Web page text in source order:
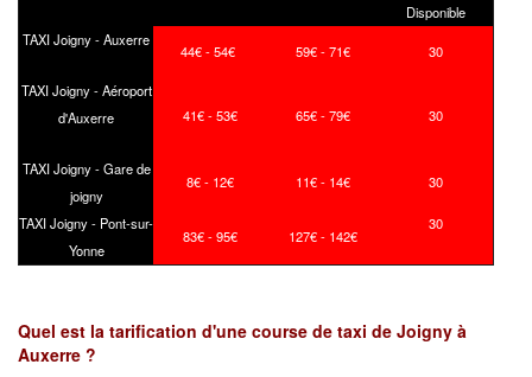
Disponible
TAXI Joigny - Auxerre
44€ - 54€ 59€ - 71€ 30
TAXI Joigny - Aéroport
d'Auxerre
41€ - 53€ 65€ - 79€ 30
TAXI Joigny - Gare de
joigny
8€ - 12€ 11€ - 14€ 30
TAXI Joigny - Pont-sur-
Yonne
83€ - 95€ 127€ - 142€
30
Quel est la tarification d'une course de taxi de Joigny à
Auxerre ?